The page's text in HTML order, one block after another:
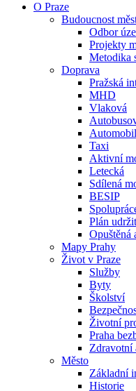
O Praze
Budoucnost
Odbor
Projekty
Metodika
Doprava
Pražská
MHD
Vlaková
Taxi
Aktivní
Letecká
Sdílená
BESIP
Plán
Opuštěná
Mapy Prahy
Život v Praze
Služby
Byty
Školství
Životní
Praha
Zdravotní
Město
Základní
Historie